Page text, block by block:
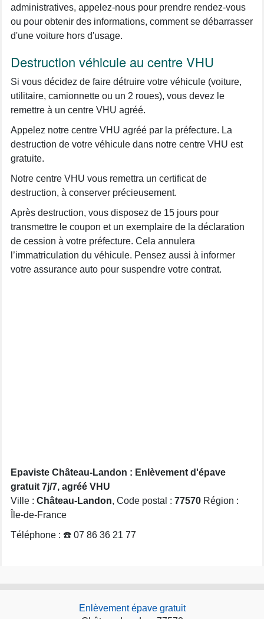
administratives, appelez-nous pour prendre rendez-vous
ou pour obtenir des informations, comment se débarrasser
d'une voiture hors d'usage.
Destruction véhicule au centre VHU
Si vous décidez de faire détruire votre véhicule (voiture,
utilitaire, camionnette ou un 2 roues), vous devez le
remettre à un centre VHU agréé.
Appelez notre centre VHU agréé par la préfecture. La
destruction de votre véhicule dans notre centre VHU est
gratuite.
Notre centre VHU vous remettra un certificat de
destruction, à conserver précieusement.
Après destruction, vous disposez de 15 jours pour
transmettre le coupon et un exemplaire de la déclaration
de cession à votre préfecture. Cela annulera
l’immatriculation du véhicule. Pensez aussi à informer
votre assurance auto pour suspendre votre contrat.
Epaviste Château-Landon : Enlèvement d'épave
gratuit 7j/7, agréé VHU
Ville : Château-Landon, Code postal : 77570 Région :
Île-de-France
Téléphone : ☎️ 07 86 36 21 77
Enlèvement épave gratuit